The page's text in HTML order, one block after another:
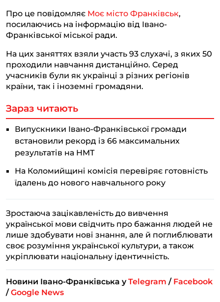
r
a
o
o
A
p
i
Про це повідомляє Моє місто Франківськ,
посилаючись на інформацію від Івано-
Франківської міської ради.
На цих заняттях взяли участь 93 слухачі, з яких 50
проходили навчання дистанційно. Серед
учасників були як українці з різних регіонів
країни, так і іноземні громадяни.
Зараз читають
Випускники Івано-Франківської громади
встановили рекорд із 66 максимальних
результатів на НМТ
На Коломийщині комісія перевіряє готовність
їдалень до нового навчального року
Зростаюча зацікавленість до вивчення
української мови свідчить про бажання людей не
лише здобувати нові знання, але й поглиблювати
своє розуміння української культури, а також
укріплювати національну ідентичність.
Новини Івано-Франківська уTelegram / Facebook
/Google News